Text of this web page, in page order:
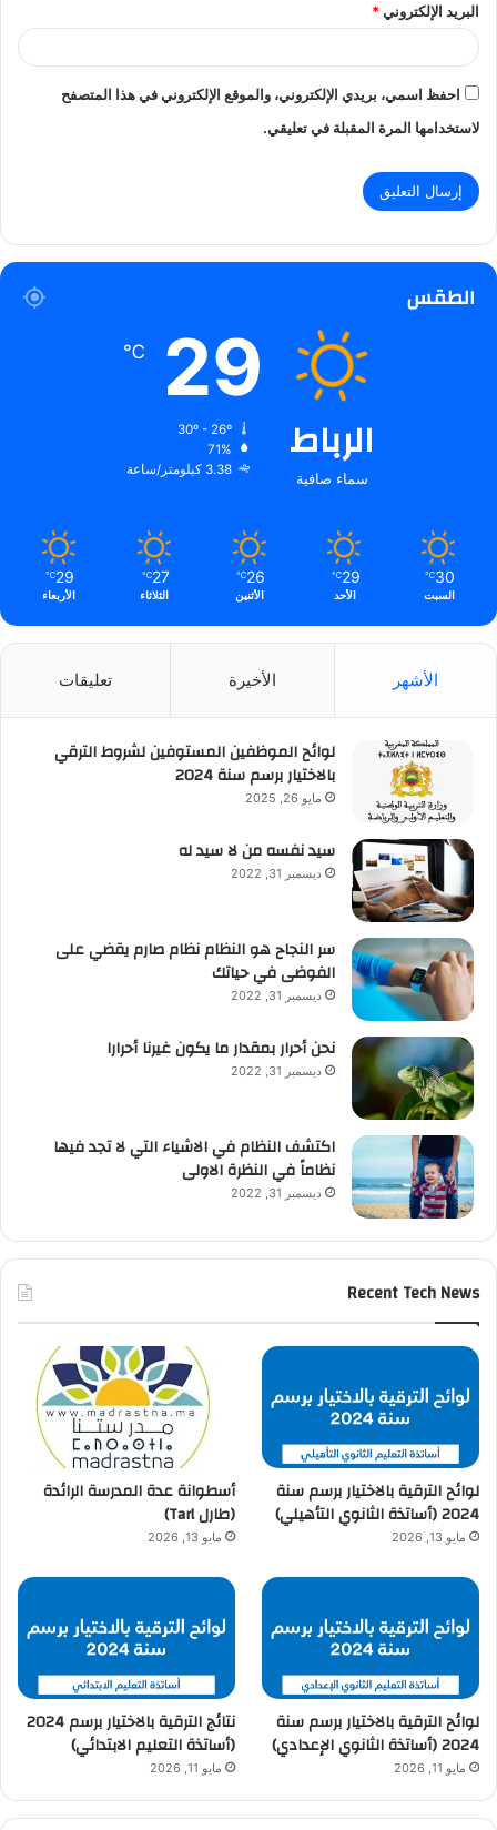
البريد الإلكتروني*
احفظ اسمي، بريدي الإلكتروني، والموقع الإلكتروني في هذا المتصفح
لاستخدامها المرة المقبلة في تعليقي.
الطقس
الرباط
سماء صافية
29
℃
71%
3.38 كيلومتر/ساعة
30
℃
السبت
29
℃
الأحد
26
℃
الأثنين
27
℃
الثلاثاء
29
℃
الأربعاء
الأشهر الأخيرة تعليقات
لوائح الموظفين المستوفين لشروط الترقي
بالاختيار برسم سنة 2024
مايو 26, 2025
سيد نفسه من لا سيد له
ديسمبر 31, 2022
سر النجاح هو النظام نظام صارم يقضي على
الفوضى في حياتك
ديسمبر 31, 2022
نحن أحرار بمقدار ما يكون غيرنا أحرارا
ديسمبر 31, 2022
اكتشف النظام في الاشياء التي لا تجد فيها
نظاماً في النظرة الاولى
ديسمبر 31, 2022
Recent Tech News
لوائح الترقية بالاختيار برسم سنة
2024 (أساتذة الثانوي التأهيلي)
مايو 13, 2026
أسطوانة عدة المدرسة الرائدة
(طارل Tarl)
مايو 13, 2026
لوائح الترقية بالاختيار برسم سنة
2024 (أساتذة الثانوي الإعدادي)
مايو 11, 2026
نتائج الترقية بالاختيار برسم 2024
(أساتذة التعليم الابتدائي)
مايو 11, 2026